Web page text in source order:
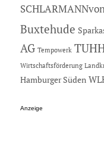
Buxtehude
AG Tempowerk
Wirtschaftsförderung
Hamburger Süden
Anzeige